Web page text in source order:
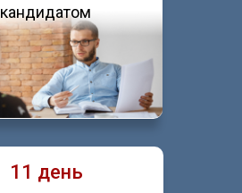
11 день
кандидатом